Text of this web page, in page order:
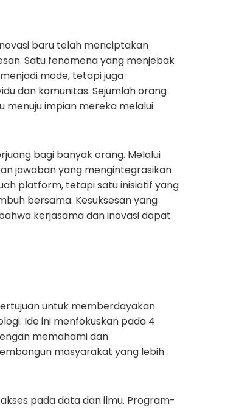
baru telah menciptakan
Satu fenomena yang menjebak
mode, tetapi juga
dan komunitas. Sejumlah orang
menuju impian mereka melalui
bagi banyak orang. Melalui
jawaban yang mengintegrasikan
platform, tetapi satu inisiatif yang
bersama. Kesuksesan yang
kerjasama dan inovasi dapat
untuk memberdayakan
Ide ini menfokuskan pada 4
memahami dan
masyarakat yang lebih
pada data dan ilmu. Program-